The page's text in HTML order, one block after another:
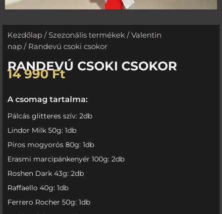
Kezdőlap / Szezonális termékek /Valentin
nap / Randevú csoki csokor
RANDEVÚ CSOKI CSOKOR
14 990Ft
A csomag tartalma:
Pálcás glitteres szív: 2db
Lindor Milk 50g: 1db
Piros mogyorós 80g: 1db
Erasmi marcipánkenyér 100g: 2db
Roshen Dark 43g: 2db
Raffaello 40g: 1db
Ferrero Rocher 50g: 1db